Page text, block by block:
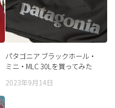
パタゴニア ブラックホール・
ミニ・MLC 30Lを買ってみた
2023年9月14日